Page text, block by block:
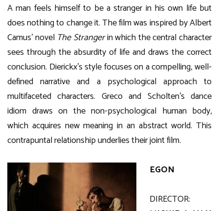
A man feels himself to be a stranger in his own life but
does nothing to change it. The film was inspired by Albert
Camus’ novel The Strangerin which the central character
sees through the absurdity of life and draws the correct
conclusion. Dierickx’s style focuses on a compelling, well-
defined narrative and a psychological approach to
multifaceted characters. Greco and Scholten’s dance
idiom draws on the non-psychological human body,
which acquires new meaning in an abstract world. This
contrapuntal relationship underlies their joint film.
EGON
DIRECTOR: